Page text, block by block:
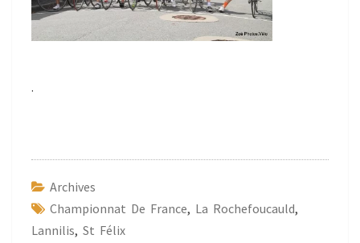
.
Archives
Championnat De France, La Rochefoucauld,
Lannilis, St Félix